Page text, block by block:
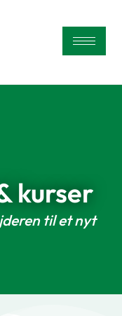
kurser
til et nyt